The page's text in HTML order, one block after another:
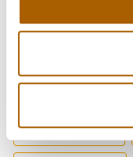
Jaa Facebookissa